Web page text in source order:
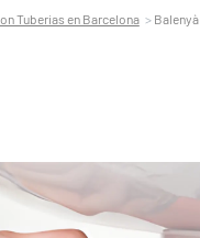
Tuberias en Barcelona Balenyà